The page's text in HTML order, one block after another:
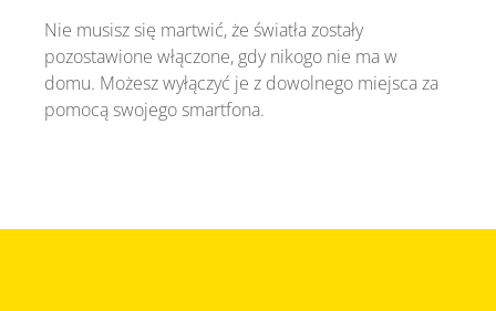
Nie musisz się martwić, że światła zostały
pozostawione włączone, gdy nikogo nie ma w
domu. Możesz wyłączyć je z dowolnego miejsca za
pomocą swojego smartfona.